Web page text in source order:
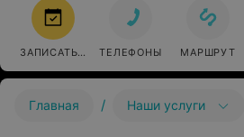
ЗАПИСАТЬСЯ ТЕЛЕФОНЫ МАРШРУТ
Главная / Наши услуги